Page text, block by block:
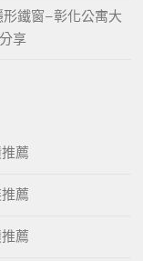
鐵窗–彰化公寓大
享
薦
薦
薦